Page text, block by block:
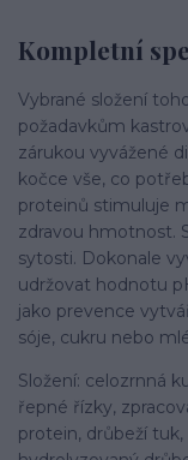
Kompletní
Vybrané složení
požadavkům
zárukou vyvážené
kočce vše, co
proteinů stimuluje
zdravou hmotnost.
sytosti. Dokonale
udržovat hodnotu
jako prevence
sóje, cukru nebo
Složení: celozrnná
řepné řízky,
protein, drůbeží